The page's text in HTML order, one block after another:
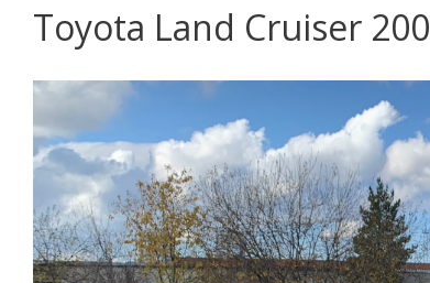
Toyota Land Cruiser 200